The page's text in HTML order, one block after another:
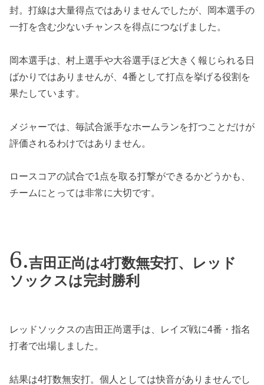
封。打線は大量得点ではありませんでしたが、岡本選手の
一打を含む少ないチャンスを得点につなげました。
岡本選手は、村上選手や大谷選手ほど大きく報じられる日
ばかりではありませんが、4番として打点を挙げる役割を
果たしています。
メジャーでは、毎試合派手なホームランを打つことだけが
評価されるわけではありません。
ロースコアの試合で1点を取る打撃ができるかどうかも、
チームにとっては非常に大切です。
吉田正尚は4打数無安打、レッド
ソックスは完封勝利
レッドソックスの吉田正尚選手は、レイズ戦に4番・指名
打者で出場しました。
結果は4打数無安打。個人としては快音がありませんでし